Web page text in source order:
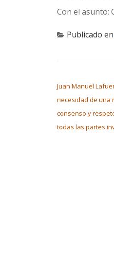
Con el asunto:
Publicado en
Juan Manuel
necesidad de una
consenso y
todas las partes